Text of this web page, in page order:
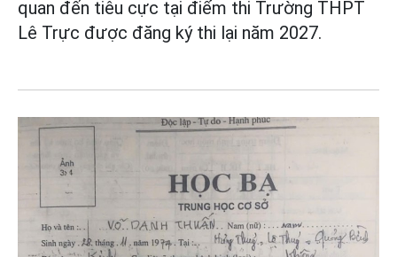
quan đến tiêu cực tại điểm thi Trường THPT
Lê Trực được đăng ký thi lại năm 2027.